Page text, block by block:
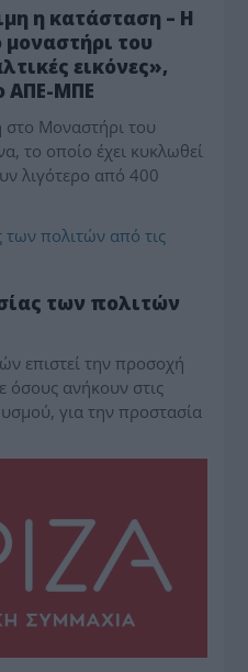
η κατάσταση – Η
του
εικόνες»,
ΑΠΕ-ΜΠΕ
στο Μοναστήρι του
το οποίο έχει κυκλωθεί
λιγότερο από 400
των πολιτών
επιστεί την προσοχή
όσους ανήκουν στις
για την προστασία